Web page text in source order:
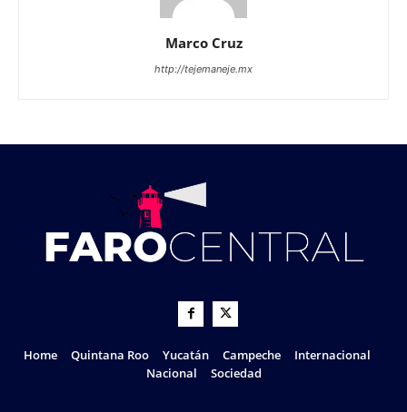
Marco Cruz
http://tejemaneje.mx
Home Quintana Roo Yucatán Campeche
Internacional
Nacional
Sociedad